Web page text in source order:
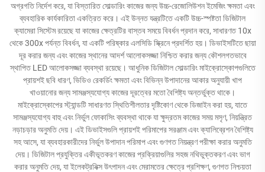
অগ্রগতি নির্দেশ করে, যা বিস্তারিত সোল্ডারিং কাজের জন্য উচ্চ-রেজোলিউশন ইমেজিং ক্ষমতা এবং
ব্যবহারিক কার্যকারিতা একত্রিত করে। এই উন্নত যন্ত্রটিতে একটি উচ্চ-স্পষ্টতা ডিজিটাল
ক্যামেরা সিস্টেম রয়েছে যা কাজের ক্ষেত্রটির বাস্তব সময়ে বিবর্ধন প্রদান করে, সাধারণত 10x
থেকে 300x পর্যন্ত বিবর্ধন, যা একটি পরিষ্কার এলসিডি স্ক্রিনে প্রদর্শিত হয়। ডিভাইসটিতে ছায়া
দূর করার জন্য এবং কাজের স্থানের আদর্শ আলোকসজ্জা নিশ্চিত করার জন্য কৌশলগতভাবে
স্থাপিত LED আলোকসজ্জা ব্যবস্থা রয়েছে। আধুনিক ডিজিটাল সোল্ডারিং মাইক্রোস্কোপগুলিতে
প্রায়শই ছবি ধারণ, ভিডিও রেকর্ডিং ক্ষমতা এবং বিভিন্ন উপাদানের আকার অনুযায়ী খাপ
খাওয়ানোর জন্য সামঞ্জস্যযোগ্য কাজের দূরত্বের মতো বৈশিষ্ট্য অন্তর্ভুক্ত থাকে।
মাইক্রোস্কোপের স্ট্যান্ডটি সাধারণত স্থিতিশীলতার দৃষ্টিকোণ থেকে ডিজাইন করা হয়, যাতে
সামঞ্জস্যযোগ্য বাহু এবং নির্ভুল ফোকাসিং ব্যবস্থা থাকে যা ক্ষুদ্রতম কাজের সময় মসৃণ, নিয়ন্ত্রিত
নড়াচড়ার অনুমতি দেয়। এই ডিভাইসগুলি প্রায়শই পরিমাপের সরঞ্জাম এবং ক্যালিব্রেশন বৈশিষ্ট্য
সহ আসে, যা ব্যবহারকারীদের নির্ভুল উপাদান পরিমাপ এবং গুণগত নিয়ন্ত্রণ পরীক্ষা করার অনুমতি
দেয়। ডিজিটাল প্রযুক্তির একীভূতকরণ কাজের প্রক্রিয়াগুলির সহজ নথিভুক্তকরণ এবং ভাগ
করার অনুমতি দেয়, যা ইলেকট্রনিক্স উৎপাদন এবং মেরামতের ক্ষেত্রে প্রশিক্ষণ, গুণগত নিশ্চয়তা